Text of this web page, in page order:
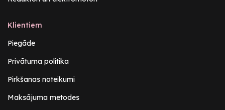
Klientiem
Piegāde
Privātuma politika
Pirkšanas noteikumi
Maksājuma metodes